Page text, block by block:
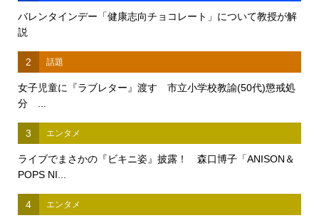
バレンタインデー「健康志向チョコレート」について教授が解
説
2 話題
女子児童に『ラブレター』渡す 市立小学校教諭(50代)懲戒処
分 ...
3 エンタメ
ライブでまさかの『ビキニ姿』披露！ 森口博子「ANISON＆
POPS NI...
4 エンタメ